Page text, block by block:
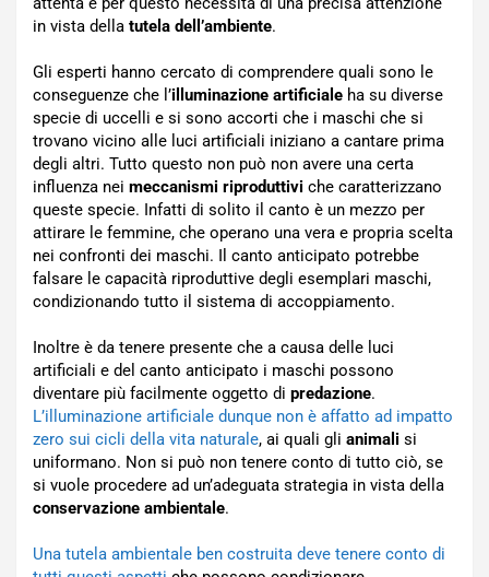
in vista della tutela dell’ambiente.
Gli esperti hanno cercato di comprendere quali sono le
conseguenze che l’illuminazione artificiale ha su diverse
specie di uccelli e si sono accorti che i maschi che si
trovano vicino alle luci artificiali iniziano a cantare prima
degli altri. Tutto questo non può non avere una certa
influenza nei meccanismi riproduttivi che caratterizzano
queste specie. Infatti di solito il canto è un mezzo per
attirare le femmine, che operano una vera e propria scelta
nei confronti dei maschi. Il canto anticipato potrebbe
falsare le capacità riproduttive degli esemplari maschi,
condizionando tutto il sistema di accoppiamento.
Inoltre è da tenere presente che a causa delle luci
artificiali e del canto anticipato i maschi possono
diventare più facilmente oggetto di predazione.
L’illuminazione artificiale dunque non è affatto ad impatto
zero sui cicli della vita naturale, ai quali gli animali si
uniformano. Non si può non tenere conto di tutto ciò, se
si vuole procedere ad un’adeguata strategia in vista della
conservazione ambientale.
Una tutela ambientale ben costruita deve tenere conto di